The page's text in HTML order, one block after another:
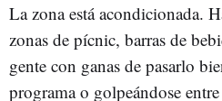
La zona está acondicionada.
zonas de pícnic, barras de
gente con ganas de pasarlo
programa o golpeándose